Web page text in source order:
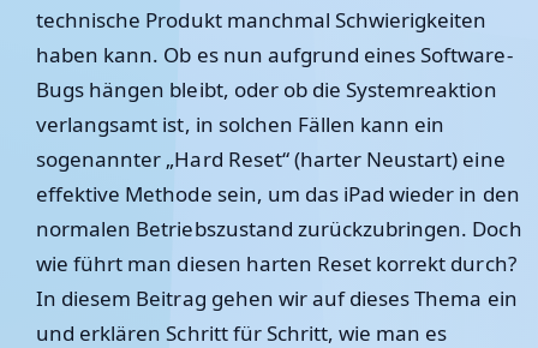
technische Produkt manchmal Schwierigkeiten
haben kann. Ob es nun aufgrund eines Software-
Bugs hängen bleibt, oder ob die Systemreaktion
verlangsamt ist, in solchen Fällen kann ein
sogenannter „Hard Reset“ (harter Neustart) eine
effektive Methode sein, um das iPad wieder in den
normalen Betriebszustand zurückzubringen. Doch
wie führt man diesen harten Reset korrekt durch?
In diesem Beitrag gehen wir auf dieses Thema ein
und erklären Schritt für Schritt, wie man es